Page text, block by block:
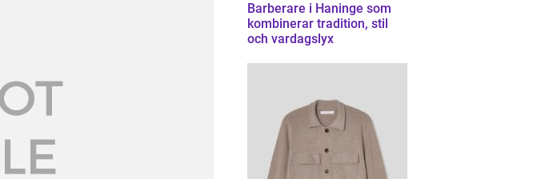
Barberare i Haninge som
kombinerar tradition, stil
och vardagslyx